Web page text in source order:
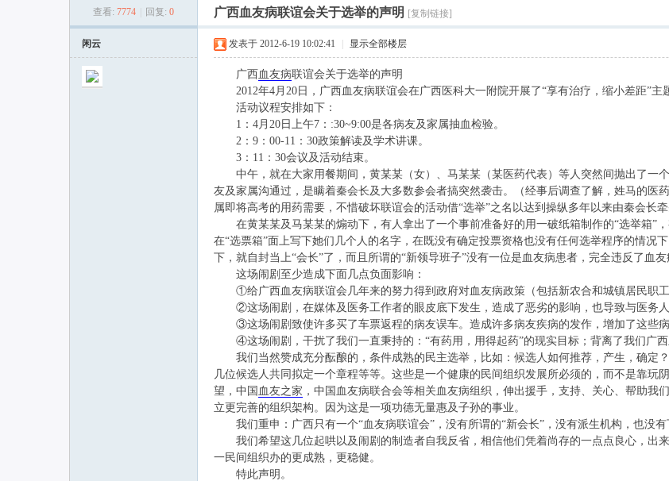
› › ›
查看: 7774 回复: 0 广西血友病联谊会关于选举的声明 [复制链接]
闲云 发表于 2012-6-19 10:02:41 显示全部楼层
广西 血友病联谊会关于选举的声明
2012年4月20日，广西血友病联谊会在广西医科大一附院开展了“享有治疗，缩小差距”主
活动议程安排如下：
1：4月20日上午7：:30~9:00是各病友及家属抽血检验。
2：9：00-11：30政策解读及学术讲课。
3：11：30会议及活动结束。
中午，就在大家用餐期间，黄某某（女）、马某某（某医药代表）等人突然间抛出了一
友及家属沟通过，是瞒着秦会长及大多数参会者搞突然袭击。（经事后调查了解，姓马的医
属即将高考的用药需要，不惜破坏联谊会的活动借“选举”之名以达到操纵多年以来由秦会长
在黄某某及马某某的煽动下，有人拿出了一个事前准备好的用一破纸箱制作的“选举箱”
在“选票箱”面上写下她们几个人的名字，在既没有确定投票资格也没有任何选举程序的情况
下，就自封当上“会长”了，而且所谓的“新领导班子”没有一位是血友病患者，完全违反了血
这场闹剧至少造成下面几点负面影响：
①给广西血友病联谊会几年来的努力得到政府对血友病政策（包括新农合和城镇居民职工
②这场闹剧，在媒体及医务工作者的眼皮底下发生，造成了恶劣的影响，也导致与医务人
③这场闹剧致使许多买了车票返程的病友误车。造成许多病友疾病的发作，增加了这些病
④这场闹剧，干扰了我们一直秉持的：“有药用，用得起药”的现实目标；背离了我们广西
我们当然赞成充分酝酿的，条件成熟的民主选举，比如：候选人如何推荐，产生，确定
几位候选人共同拟定一个章程等等。这些是一个健康的民间组织发展所必须的，而不是靠玩
望，中国 血友之家 ，中国血友病联合会等相关血友病组织，伸出援手，支持、关心、帮助
立更完善的组织架构。因为这是一项功德无量惠及子孙的事业。
我们重申：广西只有一个“血友病联谊会”，没有所谓的“新会长”，没有派生机构，也没有
我们希望这几位起哄以及闹剧的制造者自我反省，相信他们凭着尚存的一点点良心，出
一民间组织办的更成熟，更稳健。
特此声明。